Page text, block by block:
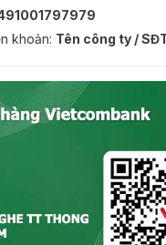
khoản: Tên công ty /